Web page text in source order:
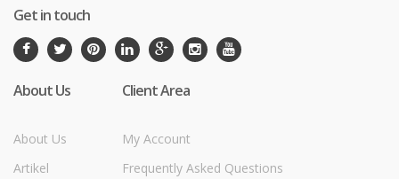
Get in touch
About Us
About Us
Artikel
Client Area
My Account
Frequently Asked Questions